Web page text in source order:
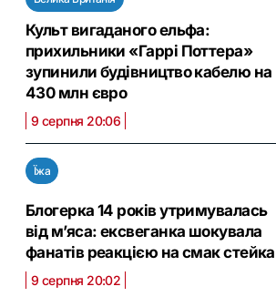
Культ вигаданого ельфа:
прихильники «Гаррі Поттера»
зупинили будівництво кабелю на
430 млн євро
9 серпня 20:06
Їжа
Блогерка 14 років утримувалась
від м’яса: ексвеганка шокувала
фанатів реакцією на смак стейка
9 серпня 20:02